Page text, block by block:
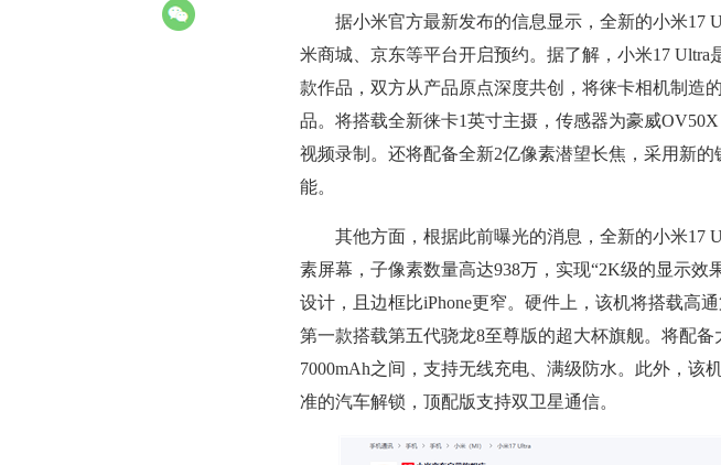
据小米官方最新发布的信息显示，全新的小米17
米商城、京东等平台开启预约。据了解，小米17 Ultra
款作品，双方从产品原点深度共创，将徕卡相机制造
品。将搭载全新徕卡1英寸主摄，传感器为豪威
视频录制。还将配备全新2亿像素潜望长焦，采用新
能。
其他方面，根据此前曝光的消息，全新的小米17
素屏幕，子像素数量高达938万，实现“2K级的显示效
设计，且边框比iPhone更窄。硬件上，该机将搭载高
第一款搭载第五代骁龙8至尊版的超大杯旗舰。将配
7000mAh之间，支持无线充电、满级防水。此外，该
准的汽车解锁，顶配版支持双卫星通信。